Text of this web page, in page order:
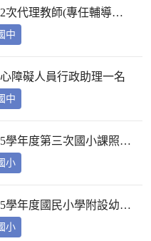
115學年度臺中市太平國中第12次代理教師(專任輔導教師)甄選第四招公告
中
障礙人員行政助理一名
中
臺中市清水區大秀國民小學115學年度第三次國小課照班教師甄選簡章 第4次招考結果暨續辦第5次招考公告 (一次公告分次招考)
小
臺中市清水區大秀國民小學115學年度國民小學附設幼兒園第2次學前不分類巡迴輔導班代理教師甄選第9次招考結果暨續辦第10次招考公告 (一次公告分次招考)
小